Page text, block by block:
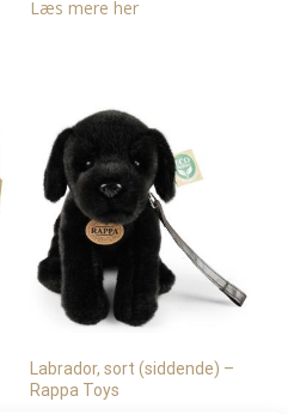
Læs mere her
Labrador, sort (siddende) –
Rappa Toys